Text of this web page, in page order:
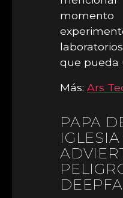
que pueda
Más: Ars
PAPA